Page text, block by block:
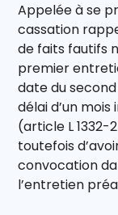
Appelée à se
cassation
de faits fautifs
premier
date du
délai d’un
(article L 1332-
toutefois
convocation
l’entretien